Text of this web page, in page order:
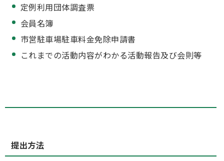
定例利用団体調査票
会員名簿
市営駐車場駐車料金免除申請書
これまでの活動内容がわかる活動報告及び会則等
提出方法